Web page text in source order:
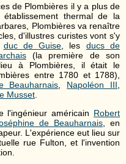
de Plombières il y a plus de
thermal de la
Plombières va renaître
d'illustres curistes vont s'y
duc de Guise , les ducs de
(la première de son
à Plombières, il était le
entre 1780 et 1788),
Beauharnais Napoléon III
Musset
l'ingénieur américain Robert
de Beauharnais, en
L'expérience eut lieu sur
rue Fulton, et l'invention